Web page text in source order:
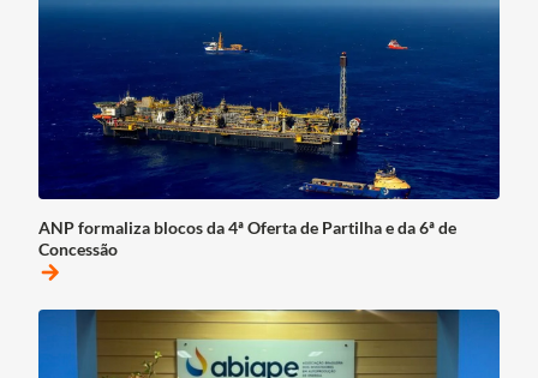
ANP formaliza blocos da 4ª Oferta de Partilha e da 6ª de
Concessão
arrow_forward